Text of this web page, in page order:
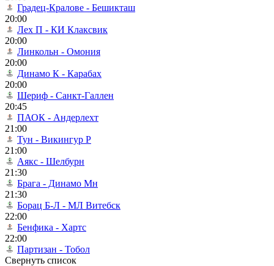
Градец-Кралове - Бешикташ
20:00
Лех П - КИ Клаксвик
20:00
Линкольн - Омония
20:00
Динамо К - Карабах
20:00
Шериф - Санкт-Галлен
20:45
ПАОК - Андерлехт
21:00
Тун - Викингур Р
21:00
Аякс - Шелбурн
21:30
Брага - Динамо Мн
21:30
Борац Б-Л - МЛ Витебск
22:00
Бенфика - Хартс
22:00
Партизан - Тобол
Свернуть список